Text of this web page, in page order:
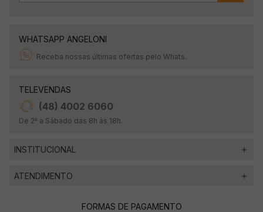
WHATSAPP ANGELONI
Receba nossas últimas ofertas pelo Whats.
TELEVENDAS
(48) 4002 6060
De 2ª a Sábado das 8h às 18h.
INSTITUCIONAL
ATENDIMENTO
FORMAS DE PAGAMENTO